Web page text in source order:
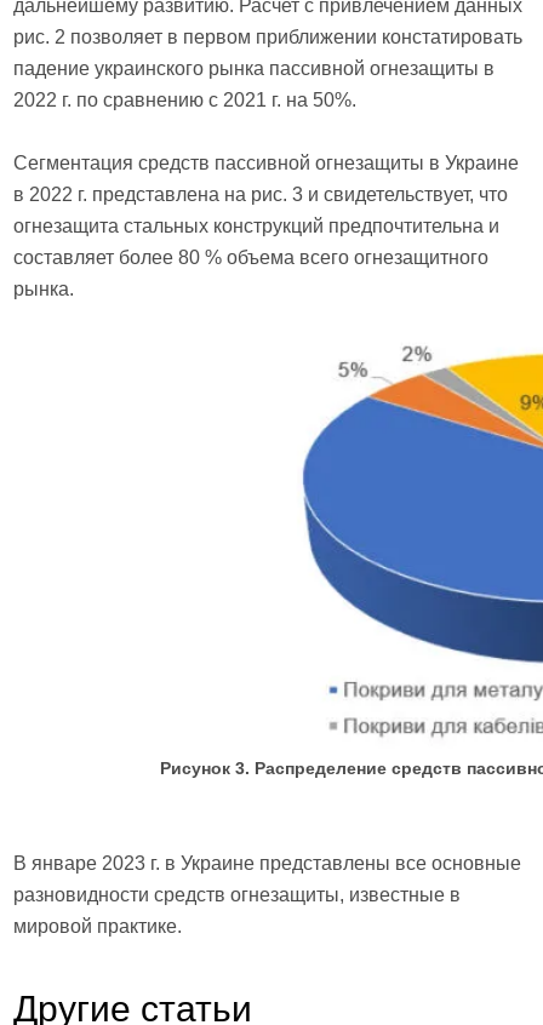
дальнейшему развитию. Расчет с привлечением данных
рис. 2 позволяет в первом приближении констатировать
падение украинского рынка пассивной огнезащиты в
2022 г. по сравнению с 2021 г. на 50%.
Сегментация средств пассивной огнезащиты в Украине
в 2022 г. представлена на рис. 3 и свидетельствует, что
огнезащита стальных конструкций предпочтительна и
составляет более 80 % объема всего огнезащитного
рынка.
Рисунок 3. Распределение средств
В январе 2023 г. в Украине представлены все основные
разновидности средств огнезащиты, известные в
мировой практике.
Другие статьи